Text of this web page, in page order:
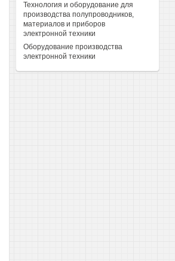
Технология и оборудование для
производства полупроводников,
материалов и приборов
электронной техники
Оборудование производства
электронной техники